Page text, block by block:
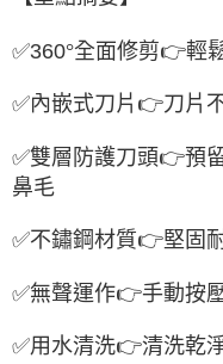
✅360°全面修剪👉輕
✅內嵌式刀片 👉刀片
✅雙層防護刀頭👉預
鼻毛
✅不鏽鋼材質👉堅固
✅無聲運作👉手動按
✅用水清洗👉清洗乾